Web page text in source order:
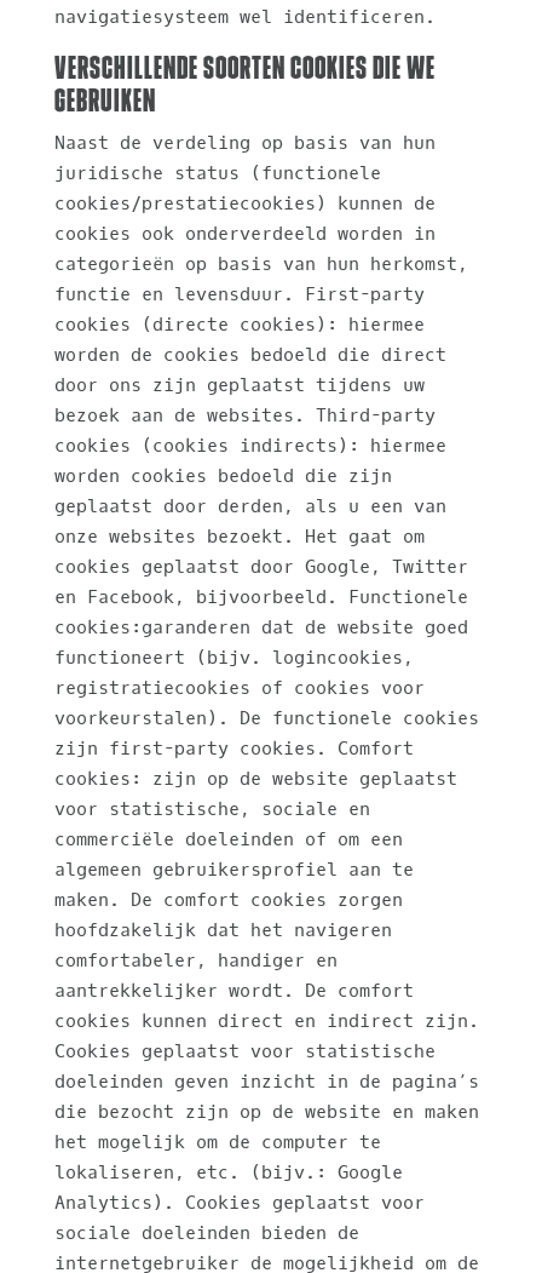
navigatiesysteem wel identificeren.
Verschillende soorten cookies die we
gebruiken
Naast de verdeling op basis van hun
juridische status (functionele
cookies/prestatiecookies) kunnen de
cookies ook onderverdeeld worden in
categorieën op basis van hun herkomst,
functie en levensduur. First-party
cookies (directe cookies): hiermee
worden de cookies bedoeld die direct
door ons zijn geplaatst tijdens uw
bezoek aan de websites. Third-party
cookies (cookies indirects): hiermee
worden cookies bedoeld die zijn
geplaatst door derden, als u een van
onze websites bezoekt. Het gaat om
cookies geplaatst door Google, Twitter
en Facebook, bijvoorbeeld. Functionele
cookies:garanderen dat de website goed
functioneert (bijv. logincookies,
registratiecookies of cookies voor
voorkeurstalen). De functionele cookies
zijn first-party cookies. Comfort
cookies: zijn op de website geplaatst
voor statistische, sociale en
commerciële doeleinden of om een
algemeen gebruikersprofiel aan te
maken. De comfort cookies zorgen
hoofdzakelijk dat het navigeren
comfortabeler, handiger en
aantrekkelijker wordt. De comfort
cookies kunnen direct en indirect zijn.
Cookies geplaatst voor statistische
doeleinden geven inzicht in de pagina’s
die bezocht zijn op de website en maken
het mogelijk om de computer te
lokaliseren, etc. (bijv.: Google
Analytics). Cookies geplaatst voor
sociale doeleinden bieden de
internetgebruiker de mogelijkheid om de